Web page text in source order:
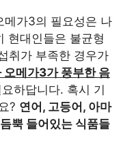
메가3의 필요성은 나
현대인들은 불균형
취가 부족한 경우가
오메가3가 풍부한 음
하답니다. 혹시 기
? 연어, 고등어, 아마
뿍 들어있는 식품들